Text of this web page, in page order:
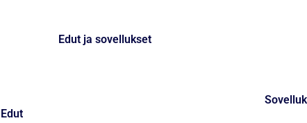
Edut ja sovellukset
Edut